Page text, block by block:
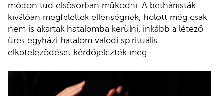
módon tud elsősorban működni. A bethánisták
kiválóan megfeleltek ellenségnek, holott még csak
nem is akartak hatalomba kerülni, inkább a létező
üres egyházi hatalom valódi spirituális
elköteleződését kérdőjelezték meg.